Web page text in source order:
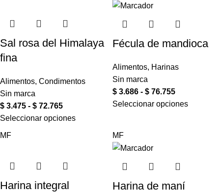
Sal rosa del Himalaya
fina
Alimentos, Condimentos
Sin marca
$ 3.475 - $ 72.765
Seleccionar opciones
Fécula de mandioca
Alimentos, Harinas
Sin marca
$ 3.686 - $ 76.755
Seleccionar opciones
MF
Harina integral
MF
Harina de maní